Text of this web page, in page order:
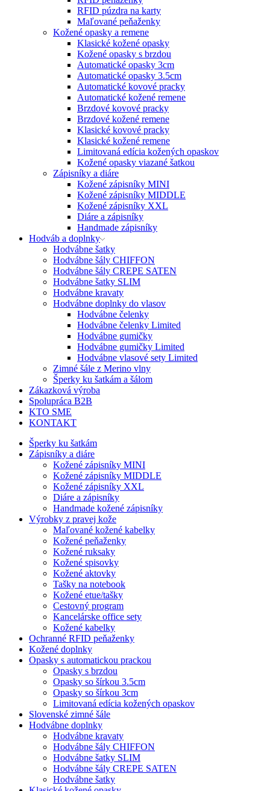
RFID púzdra na karty
Maľované peňaženky
Kožené opasky a remene
Klasické kožené opasky
Kožené opasky s brzdou
Automatické opasky 3cm
Automatické opasky 3.5cm
Automatické kovové pracky
Automatické kožené remene
Brzdové kovové pracky
Brzdové kožené remene
Klasické kovové pracky
Klasické kožené remene
Limitovaná edícia kožených opaskov
Kožené opasky viazané šatkou
Zápisníky a diáre
Kožené zápisníky MINI
Kožené zápisníky MIDDLE
Kožené zápisníky XXL
Diáre a zápisníky
Handmade zápisníky
Hodváb a doplnky
Hodvábne šatky
Hodvábne šály CHIFFON
Hodvábne šály CREPE SATEN
Hodvábne šatky SLIM
Hodvábne kravaty
Hodvábne doplnky do vlasov
Hodvábne čelenky
Hodvábne čelenky Limited
Hodvábne gumičky
Hodvábne gumičky Limited
Hodvábne vlasové sety Limited
Zimné šále z Merino vlny
Šperky ku šatkám a šálom
Zákazková výroba
Spolupráca B2B
KTO SME
KONTAKT
Šperky ku šatkám
Zápisníky a diáre
Kožené zápisníky MINI
Kožené zápisníky MIDDLE
Kožené zápisníky XXL
Diáre a zápisníky
Handmade kožené zápisníky
Výrobky z pravej kože
Maľované kožené kabelky
Kožené peňaženky
Kožené ruksaky
Kožené spisovky
Kožené aktovky
Tašky na notebook
Kožené etue/tašky
Cestovný program
Kancelárske office sety
Kožené kabelky
Ochranné RFID peňaženky
Kožené doplnky
Opasky s automatickou prackou
Opasky s brzdou
Opasky so šírkou 3.5cm
Opasky so šírkou 3cm
Limitovaná edícia kožených opaskov
Slovenské zimné šále
Hodvábne doplnky
Hodvábne kravaty
Hodvábne šály CHIFFON
Hodvábne šatky SLIM
Hodvábne šály CREPE SATEN
Hodvábne šatky